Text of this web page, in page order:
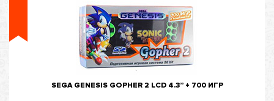
SEGA GENESIS GOPHER 2 LCD 4.3” + 700 ИГР